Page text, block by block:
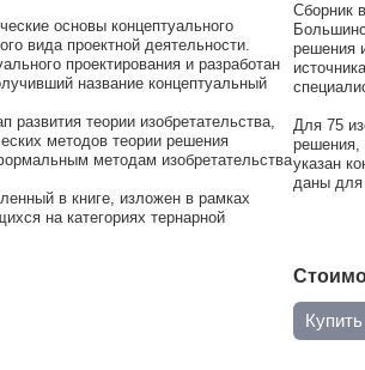
основы концептуального
вида проектной деятельности.
проектирования и разработан
название концептуальный
развития теории изобретательства,
методов теории решения
методам изобретательства
в книге, изложен в рамках
на категориях тернарной
Сборник
решения
Для 75
решения,
указан
даны для
Купить